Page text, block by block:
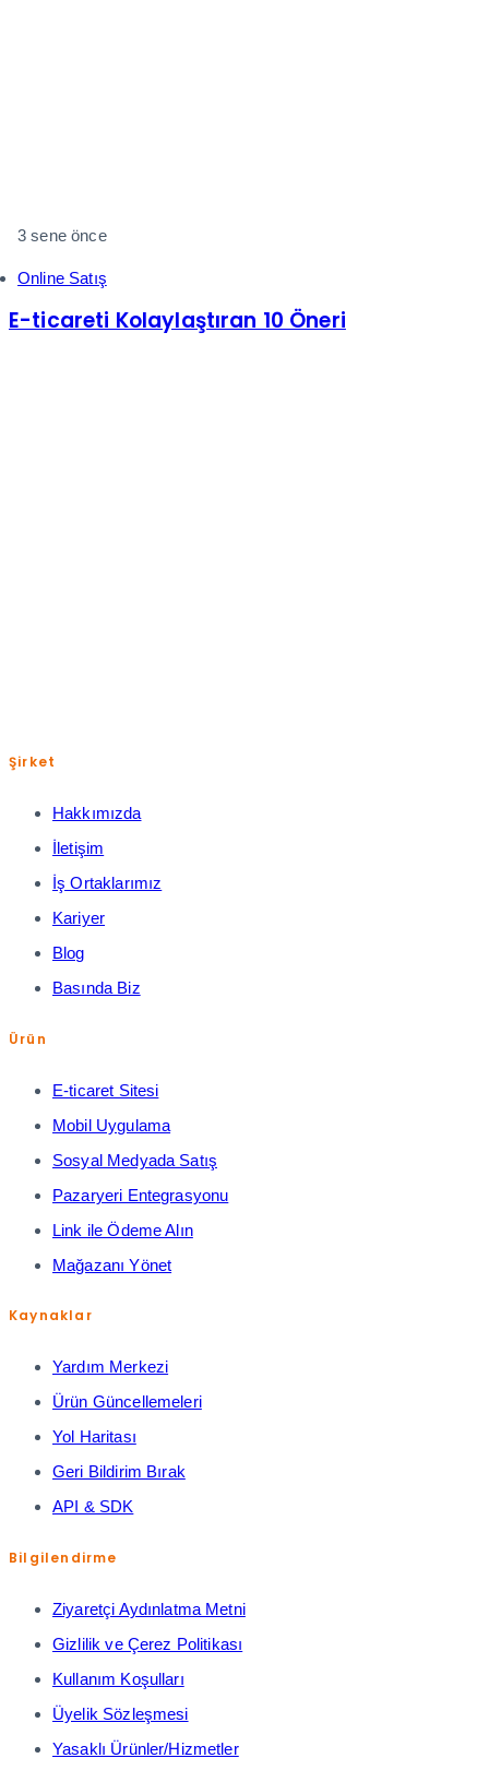
3 sene önce
Online Satış
E-ticareti Kolaylaştıran 10 Öneri
Şirket
Hakkımızda
İletişim
İş Ortaklarımız
Kariyer
Blog
Basında Biz
Ürün
E-ticaret Sitesi
Mobil Uygulama
Sosyal Medyada Satış
Pazaryeri Entegrasyonu
Link ile Ödeme Alın
Mağazanı Yönet
Kaynaklar
Yardım Merkezi
Ürün Güncellemeleri
Yol Haritası
Geri Bildirim Bırak
API & SDK
Bilgilendirme
Ziyaretçi Aydınlatma Metni
Gizlilik ve Çerez Politikası
Kullanım Koşulları
Üyelik Sözleşmesi
Yasaklı Ürünler/Hizmetler